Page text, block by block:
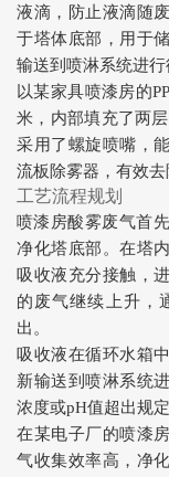
液滴，防止液滴随
于塔体底部，用于
输送到喷淋系统进行
以某家具喷漆房的
米，内部填充了两
采用了螺旋喷嘴，
流板除雾器，有效去
工艺流程规划
喷漆房酸雾废气首
净化塔底部。在塔
吸收液充分接触，
的废气继续上升，
出。
吸收液在循环水箱
新输送到喷淋系统
浓度或pH值超出规
在某电子厂的喷漆
气收集效率高，净